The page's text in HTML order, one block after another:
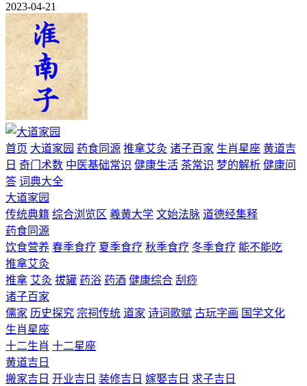
2023-04-21
首页 大道家园 药食同源 推拿艾灸 诸子百家 生肖星座 黄道吉
日 奇门术数 中医基础常识 健康生活 茶常识 梦的解析 健康问
答 词典大全
大道家园
传统典籍 综合浏览区 羲黄大学 文始法脉 道德经集释
药食同源
饮食营养 春季食疗 夏季食疗 秋季食疗 冬季食疗 能不能吃
推拿艾灸
推拿 艾灸 拔罐 药浴 药酒 健康综合 刮痧
诸子百家
儒家 历史探究 宗祠传统 道家 诗词歌赋 古玩字画 国学文化
生肖星座
十二生肖 十二星座
黄道吉日
搬家吉日 开业吉日 装修吉日 嫁娶吉日 求子吉日